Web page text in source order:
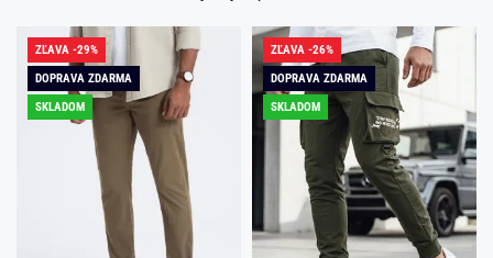
ZĽAVA -29%
DOPRAVA ZDARMA
SKLADOM
ZĽAVA -26%
DOPRAVA ZDARMA
SKLADOM